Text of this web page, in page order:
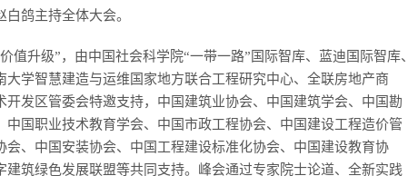
鸽主持全体大会。
值升级”，由中国社会科学院“一带一路”国际智库、蓝迪国际智库、
学智慧建造与运维国家地方联合工程研究中心、全联房地产商
发区管委会特邀支持，中国建筑业协会、中国建筑学会、中国勘
国职业技术教育学会、中国市政工程协会、中国建设工程造价管
、中国安装协会、中国工程建设标准化协会、中国建设教育协
筑绿色发展联盟等共同支持。峰会通过专家院士论道、全新实践